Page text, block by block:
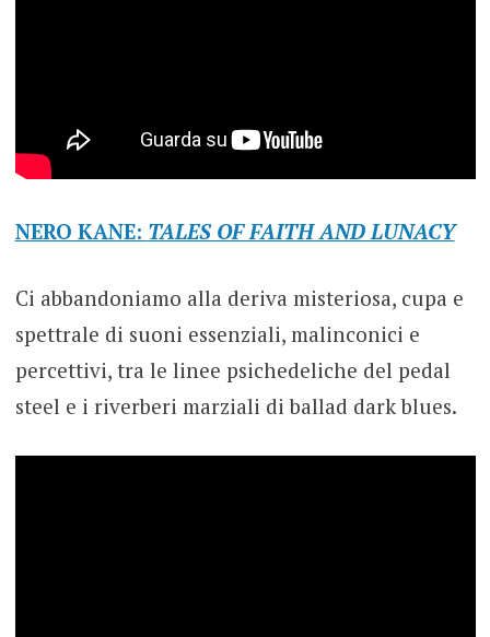
NERO KANE: TALES OF FAITH AND LUNACY
Ci abbandoniamo alla deriva misteriosa, cupa e
spettrale di suoni essenziali, malinconici e
percettivi, tra le linee psichedeliche del pedal
steel e i riverberi marziali di ballad dark blues.